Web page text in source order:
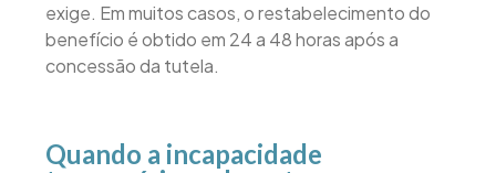
exige. Em muitos casos, o restabelecimento do
benefício é obtido em 24 a 48 horas após a
concessão da tutela.
Quando a incapacidade